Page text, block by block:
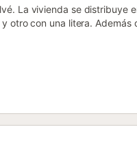
La vivienda se distribuye
otro con una litera. Además
y un luminoso salón con